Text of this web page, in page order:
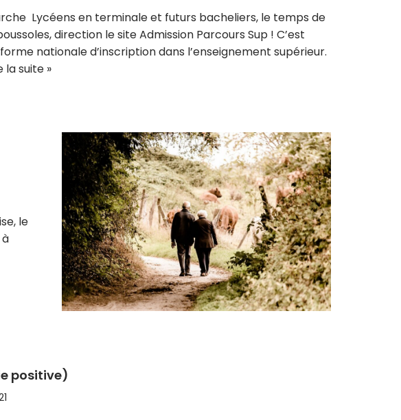
Lycéens en terminale et futurs bacheliers, le temps de
direction le site Admission Parcours Sup ! C’est
nationale d’inscription dans l’enseignement supérieur.
la suite »
le
positive)